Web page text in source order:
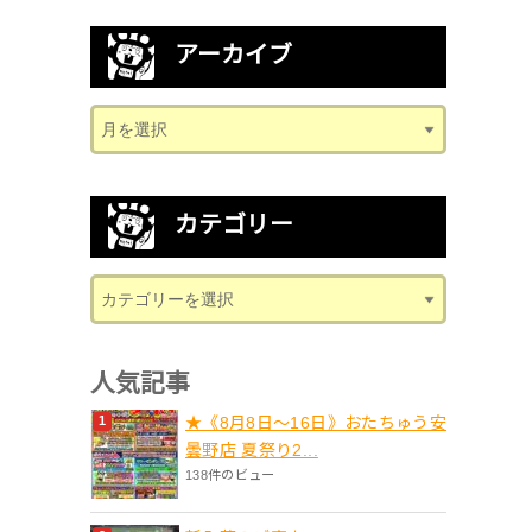
アーカイブ
カテゴリー
人気記事
★《8月8日～16日》おたちゅう安
曇野店 夏祭り2...
138件のビュー